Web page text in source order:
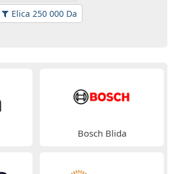
Elica 250 000 Da
Bosch Blida